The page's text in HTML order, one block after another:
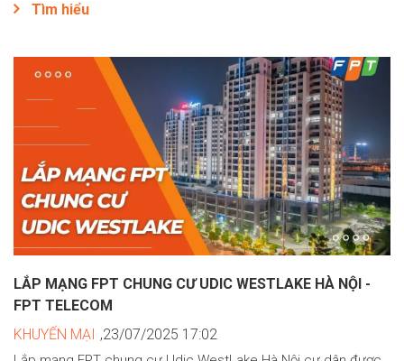
Tìm hiểu
LẮP MẠNG FPT CHUNG CƯ UDIC WESTLAKE HÀ NỘI -
FPT TELECOM
KHUYẾN MẠI ,23/07/2025 17:02